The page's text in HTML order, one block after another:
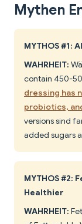
Mythen
MYTHOS #1:
WAHRHEIT:
contain 450-
dressing has
probiotics,
versions sind
added sugars
MYTHOS #2:
Healthier
WAHRHEIT: